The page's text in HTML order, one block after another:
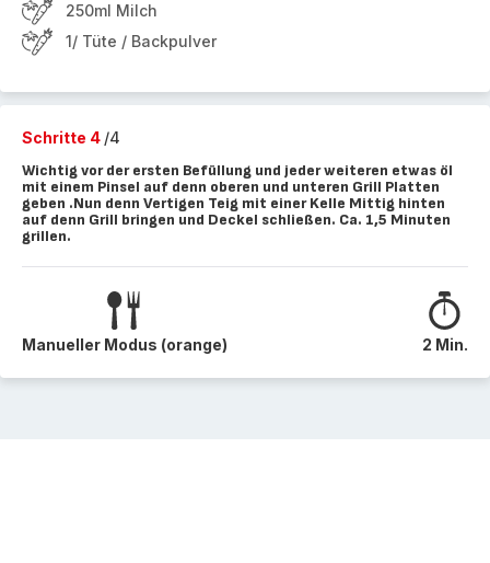
250ml Milch
1/ Tüte / Backpulver
Schritte 4 /4
Wichtig vor der ersten Befüllung und jeder weiteren etwas öl
mit einem Pinsel auf denn oberen und unteren Grill Platten
geben .Nun denn Vertigen Teig mit einer Kelle Mittig hinten
auf denn Grill bringen und Deckel schließen. Ca. 1,5 Minuten
grillen.
Manueller Modus (orange) 2 Min.